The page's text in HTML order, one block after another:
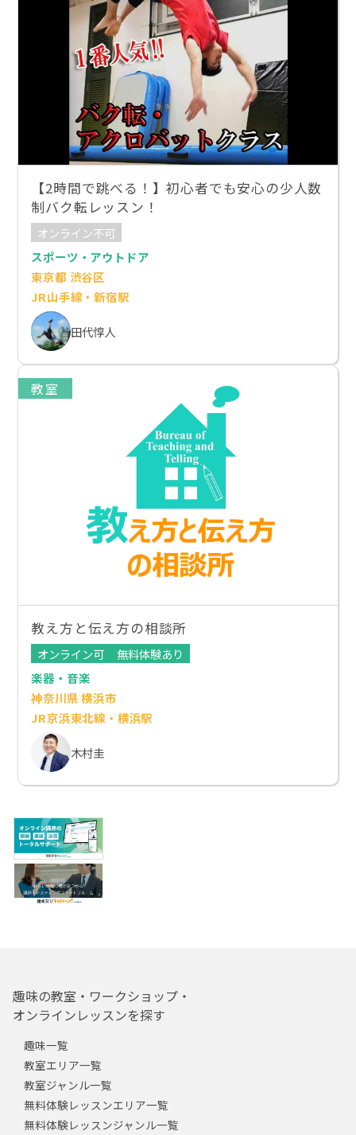
【2時間で跳べる！】初心者でも安心の少人数
制バク転レッスン！
オンライン不可
スポーツ・アウトドア
東京都 渋谷区
JR山手線・新宿駅
田代惇人
教室
教え方と伝え方の相談所
オンライン可
無料体験あり
楽器・音楽
神奈川県 横浜市
JR京浜東北線・横浜駅
木村圭
趣味の教室・ワークショップ・
オンラインレッスンを探す
趣味一覧
教室エリア一覧
教室ジャンル一覧
無料体験レッスンエリア一覧
無料体験レッスンジャンル一覧